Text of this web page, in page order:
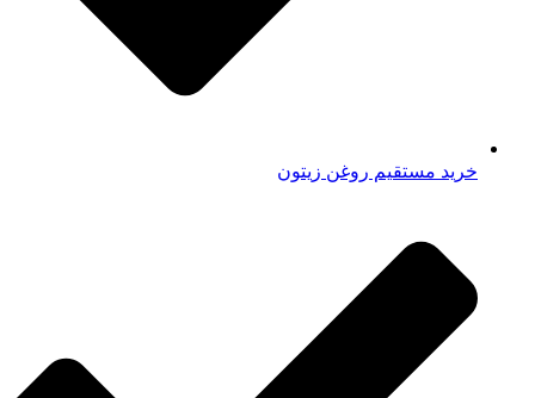
خرید مستقیم روغن زیتون